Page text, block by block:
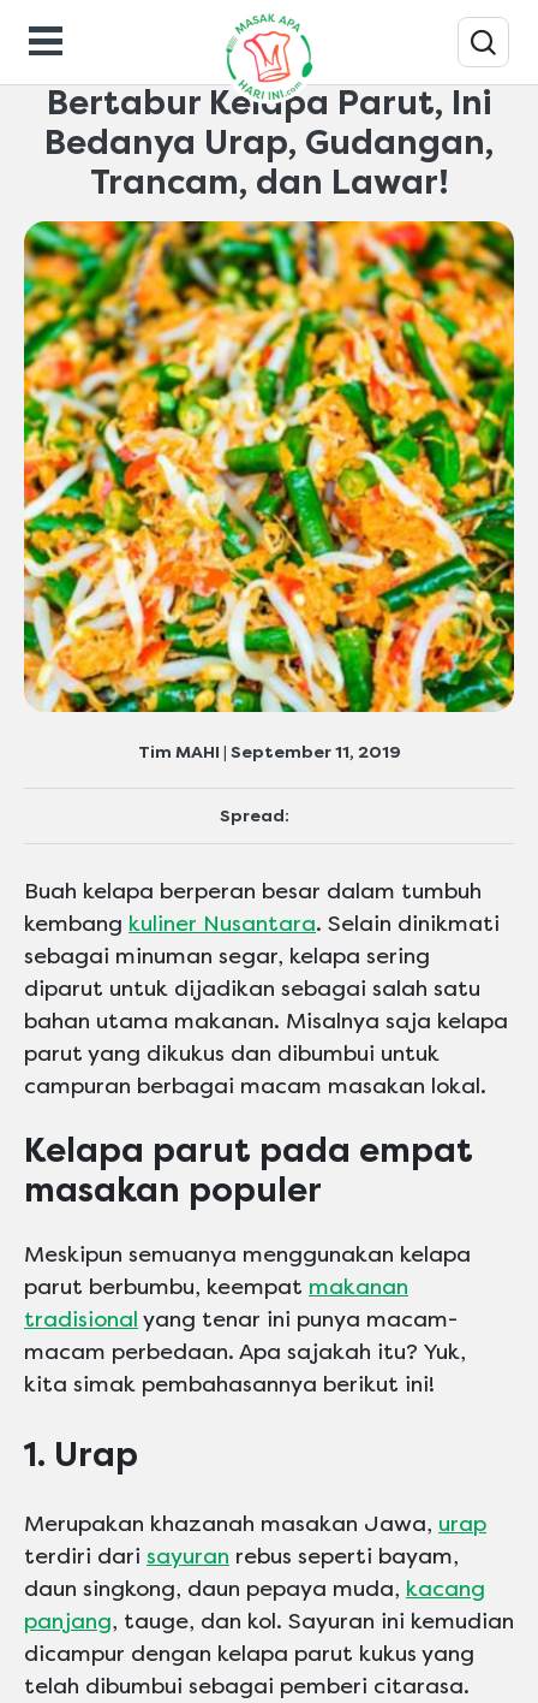
Makanan-gaya-hidup
Bertabur Kelapa Parut, Ini
Bedanya Urap, Gudangan,
Trancam, dan Lawar!
Tim MAHI | September 11, 2019
Spread:
Buah kelapa berperan besar dalam tumbuh
kembang kuliner Nusantara. Selain dinikmati
sebagai minuman segar, kelapa sering
diparut untuk dijadikan sebagai salah satu
bahan utama makanan. Misalnya saja kelapa
parut yang dikukus dan dibumbui untuk
campuran berbagai macam masakan lokal.
Kelapa parut pada empat
masakan populer
Meskipun semuanya menggunakan kelapa
parut berbumbu, keempat makanan
tradisional yang tenar ini punya macam-
macam perbedaan. Apa sajakah itu? Yuk,
kita simak pembahasannya berikut ini!
1. Urap
Merupakan khazanah masakan Jawa, urap
terdiri dari sayuran rebus seperti bayam,
daun singkong, daun pepaya muda, kacang
panjang, tauge, dan kol. Sayuran ini kemudian
dicampur dengan kelapa parut kukus yang
telah dibumbui sebagai pemberi citarasa.